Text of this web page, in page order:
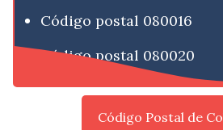
Código postal 080016
Código postal 080020
Código Postal de